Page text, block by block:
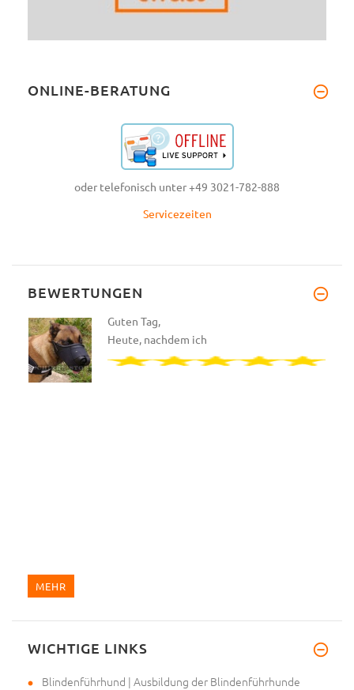
ONLINE-BERATUNG
oder telefonisch unter +49 3021-782-888
Servicezeiten
BEWERTUNGEN
Guten Tag,
Heute, nachdem ich
MEHR
WICHTIGE LINKS
Blindenführhund | Ausbildung der Blindenführhunde